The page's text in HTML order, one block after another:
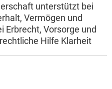
unterstützt bei
Vermögen und
Erbrecht, Vorsorge und
Hilfe Klarheit